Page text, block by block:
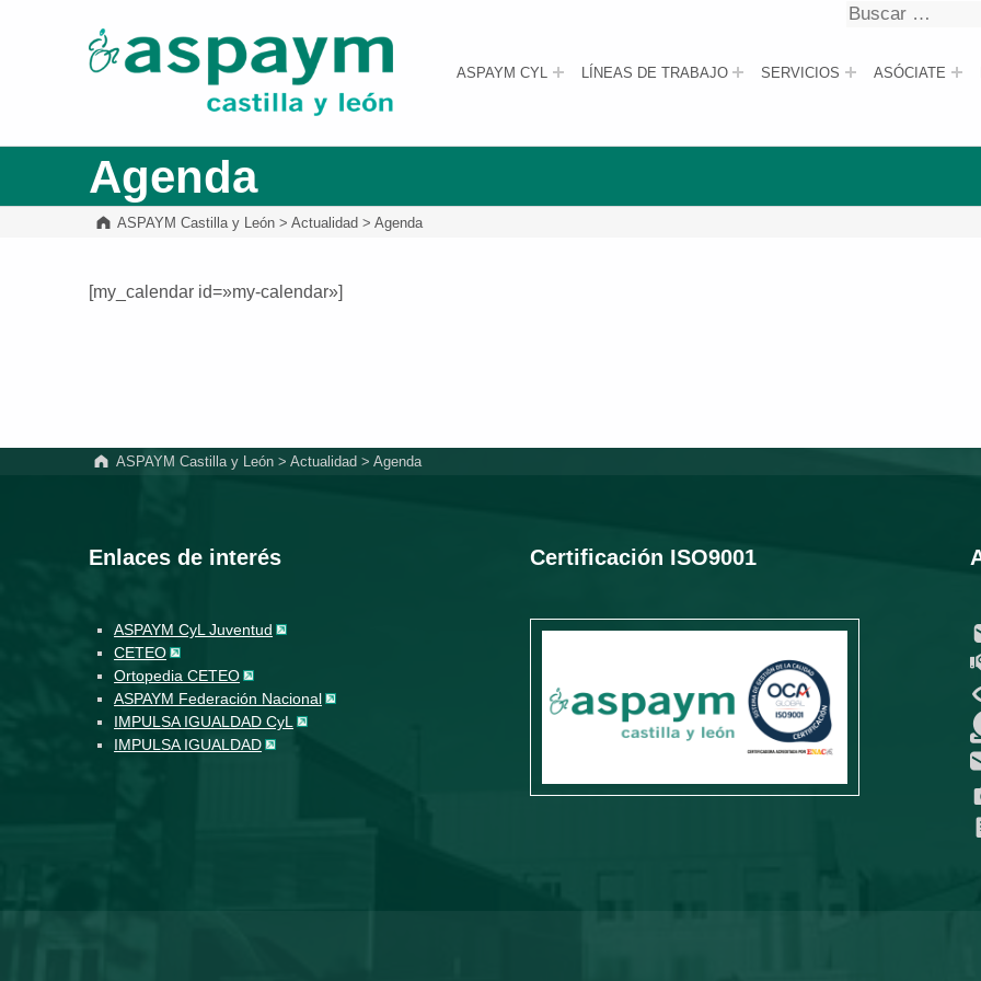
ASPAYM Castilla y León
ASPAYM CYL LÍNEAS DE TRABAJO SERVICIOS ASÓCIATE
Buscar
Agenda
ASPAYM Castilla y León >Actualidad >Agenda
[my_calendar id=»my-calendar»]
ASPAYM Castilla y León> Actualidad > Agenda
Enlaces de interés
ASPAYM CyL Juventud
CETEO
Ortopedia CETEO
ASPAYM Federación Nacional
IMPULSA IGUALDAD CyL
IMPULSA IGUALDAD
Certificación ISO9001